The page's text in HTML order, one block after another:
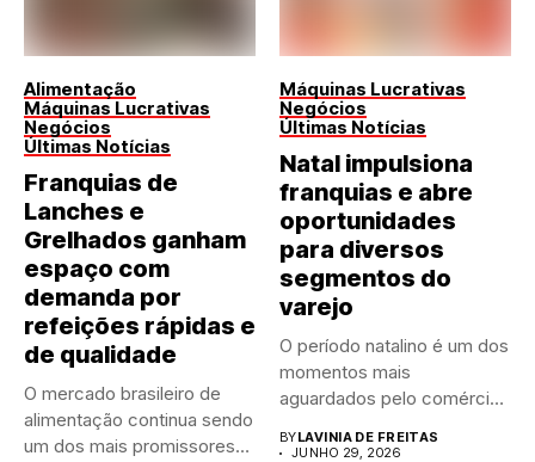
Alimentação
Máquinas Lucrativas
Negócios
Últimas Notícias
Franquias de
Lanches e
Grelhados ganham
espaço com
demanda por
refeições rápidas e
de qualidade
O mercado brasileiro de
alimentação continua sendo
um dos mais promissores
Máquinas Lucrativas
Negócios
Últimas Notícias
Natal impulsiona
franquias e abre
oportunidades
para diversos
segmentos do
varejo
O período natalino é um dos
momentos mais
aguardados pelo comércio
BYLAVINIA DE FREITAS
JUNHO 29, 2026